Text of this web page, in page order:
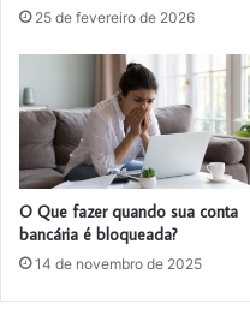
25 de fevereiro de 2026
O Que fazer quando sua conta
bancária é bloqueada?
14 de novembro de 2025